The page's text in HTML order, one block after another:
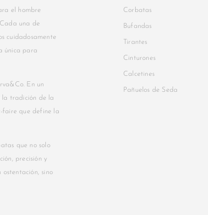
el hombre
una de
cuidadosamente
única para
En un
la tradición de la
faire que define la
que no solo
precisión y
sino
Corbatas
Bufandas
Tirantes
Cinturones
Calcetines
Pañuelos de Seda